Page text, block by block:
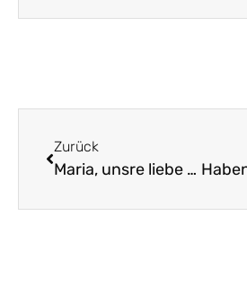
Zurück
Maria, unsre liebe Frau